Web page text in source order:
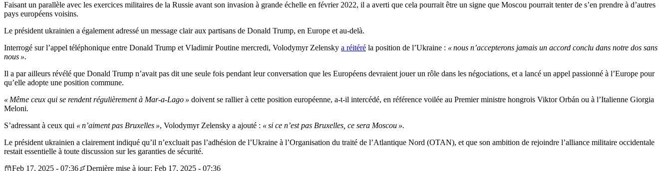
Faisant un parallèle avec les exercices militaires de la Russie avant son invasion à grande échelle en février 2022, il a averti que cela pourrait être un signe que Moscou pourrait tenter de s’en prendre à d’autres
pays européens voisins.
Le président ukrainien a également adressé un message clair aux partisans de Donald Trump, en Europe et au-delà.
Interrogé sur l’appel téléphonique entre Donald Trump et Vladimir Poutine mercredi, Volodymyr Zelensky a réitéré la position de l’Ukraine : « nous n’accepterons jamais un accord conclu dans notre dos sans
nous ».
Il a par ailleurs révélé que Donald Trump n’avait pas dit une seule fois pendant leur conversation que les Européens devraient jouer un rôle dans les négociations, et a lancé un appel passionné à l’Europe pour
qu’elle adopte une position commune.
« Même ceux qui se rendent régulièrement à Mar-a-Lago » doivent se rallier à cette position européenne, a-t-il intercédé, en référence voilée au Premier ministre hongrois Viktor Orbán ou à l’Italienne Giorgia
Meloni.
S’adressant à ceux qui « n’aiment pas Bruxelles », Volodymyr Zelensky a ajouté : « si ce n’est pas Bruxelles, ce sera Moscou ».
Le président ukrainien a clairement indiqué qu’il n’excluait pas l’adhésion de l’Ukraine à l’Organisation du traité de l’Atlantique Nord (OTAN), et que son ambition de rejoindre l’alliance militaire occidentale
restait essentielle à toute discussion sur les garanties de sécurité.
Feb 17, 2025 - 07:36
Dernière mise à jour: Feb 17, 2025 - 07:36